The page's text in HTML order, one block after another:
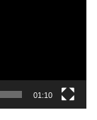
01:10